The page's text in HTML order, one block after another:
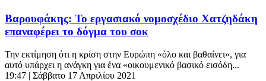
Βαρουφάκης: Το εργασιακό νομοσχέδιο Χατζηδάκη
επαναφέρει το δόγμα του σοκ
Την εκτίμηση ότι η κρίση στην Ευρώπη «όλο και βαθαίνει», για
αυτό υπάρχει η ανάγκη για ένα «οικουμενικό βασικό εισόδη...
19:47 | Σάββατο 17 Απριλίου 2021